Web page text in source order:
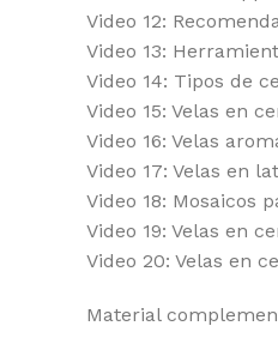
Video 12:
Video 13:
Video 14: Tipos de
Video 15: Velas en
Video 16: Velas
Video 17: Velas en
Video 18: Mosaicos
Video 19: Velas en
Video 20: Velas en
Material